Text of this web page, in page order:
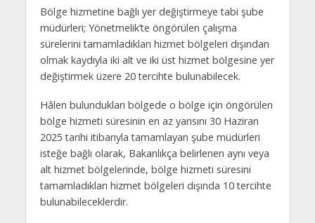
Bölge hizmetine bağlı yer değiştirmeye tabi şube
müdürleri; Yönetmelik’te öngörülen çalışma
sürelerini tamamladıkları hizmet bölgeleri dışından
olmak kaydıyla iki alt ve iki üst hizmet bölgesine yer
değiştirmek üzere 20 tercihte bulunabilecek.
Hâlen bulundukları bölgede o bölge için öngörülen
bölge hizmeti süresinin en az yarısını 30 Haziran
2025 tarihi itibarıyla tamamlayan şube müdürleri
isteğe bağlı olarak, Bakanlıkça belirlenen aynı veya
alt hizmet bölgelerinde, bölge hizmeti süresini
tamamladıkları hizmet bölgeleri dışında 10 tercihte
bulunabileceklerdir.